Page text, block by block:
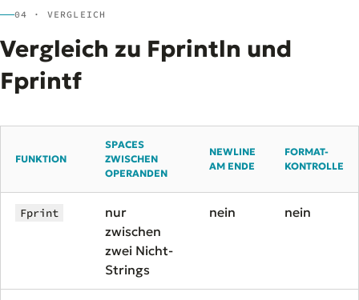
04 · VERGLEICH
Vergleich zu Fprintln und
Fprintf
FUNKTION
SPACES
ZWISCHEN
OPERANDEN
NEWLINE
AM ENDE
FORMAT-
KONTROLLE
Fprint
nur
zwischen
zwei Nicht-
Strings
nein nein